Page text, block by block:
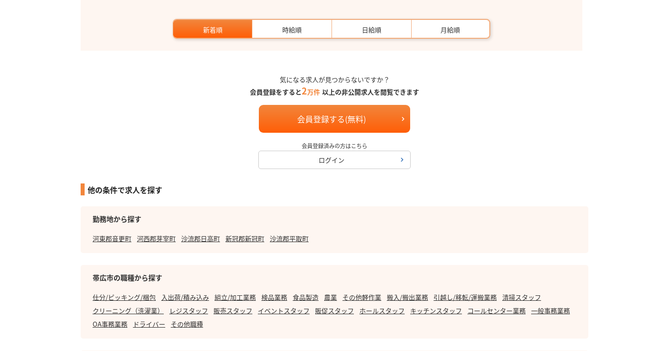
新着順 時給順 日給順 月給順
気になる求人が見つからないですか？
会員登録をすると2万件 以上の非公開求人を閲覧できます
会員登録する(無料)
会員登録済みの方はこちら
ログイン
他の条件で求人を探す
勤務地から探す
河東郡音更町 河西郡芽室町 沙流郡日高町 新冠郡新冠町 沙流郡平取町
帯広市の職種から探す
仕分/ピッキング/梱包 入出荷/積み込み 組立/加工業務 検品業務 食品製造 農業 その他軽作業 搬入/搬出業務 引越し/移転/運搬業務 清掃スタッフ
クリーニング（洗濯業）
レジスタッフ 販売スタッフ イベントスタッフ 販促スタッフ ホールスタッフ キッチンスタッフ コールセンター業務 一般事務業務
OA事務業務
ドライバー その他職種